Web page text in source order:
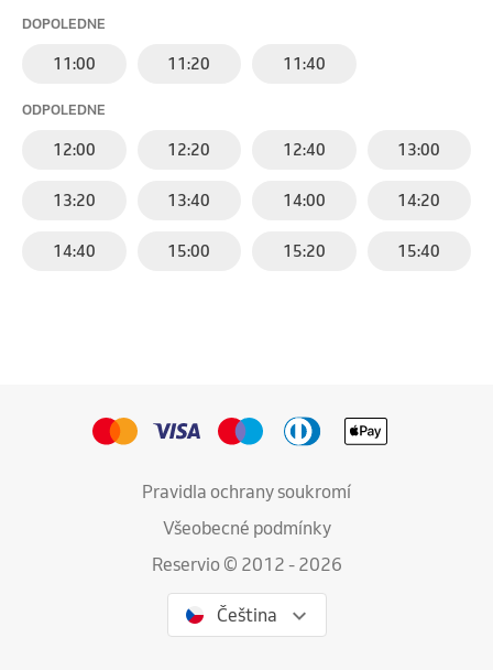
DOPOLEDNE
11:00 11:20 11:40
ODPOLEDNE
12:00 12:20 12:40 13:00
13:20 13:40 14:00 14:20
14:40 15:00 15:20 15:40
Pravidla ochrany soukromí
Všeobecné podmínky
Reservio © 2012 - 2026
Čeština